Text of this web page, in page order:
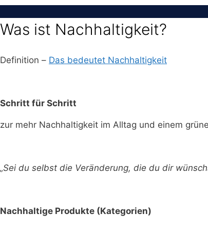
Was ist Nachhaltigkeit?
Definition – Das bedeutet Nachhaltigkeit
Schritt für Schritt
zur mehr Nachhaltigkeit im Alltag und einem
„Sei du selbst die Veränderung, die du dir
Nachhaltige Produkte (Kategorien)